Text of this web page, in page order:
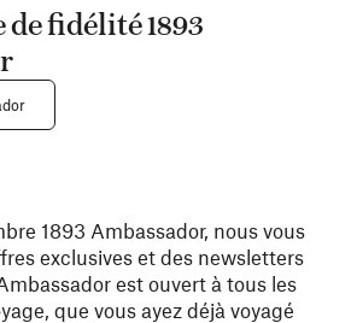
fidélité 1893
1893 Ambassador, nous vous
exclusives et des newsletters
est ouvert à tous les
que vous ayez déjà voyagé